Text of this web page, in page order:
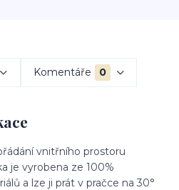
Komentáře 0
vnitřního prostoru
je vyrobena ze 100%
a lze ji prát v pračce na 30°